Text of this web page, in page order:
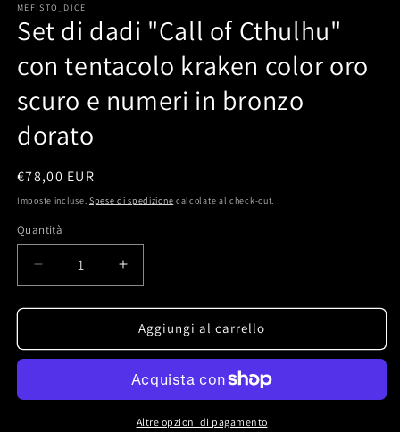
MEFISTO_DICE
Set di dadi "Call of Cthulhu"
con tentacolo kraken color oro
scuro e numeri in bronzo
dorato
Prezzo
di
€78,00 EUR
Imposte incluse. Spese di spedizione calcolate al check-out.
Quantità
Quantità
Diminuisci
quantità
per
di
of
Cthulhu&quot;
Aumenta
quantità
per
Set
di
&quot;Call
of
Cthulhu&quot;
Aggiungi al carrello
Altre opzioni di pagamento